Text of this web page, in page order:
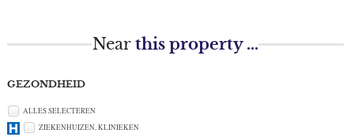
Nearthis property ...
GEZONDHEID
ALLES SELECTEREN
ZIEKENHUIZEN, KLINIEKEN